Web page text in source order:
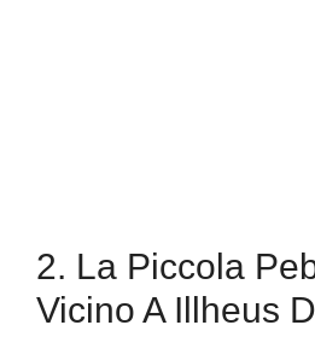
2. La Piccola
Vicino A Illheus